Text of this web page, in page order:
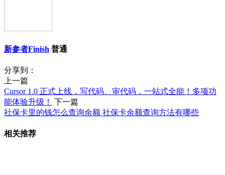
新参者Finish 普通
分享到：
上一篇
Cursor 1.0 正式上线，写代码、审代码，一站式全能！多项功
能体验升级！
下一篇
社保卡里的钱怎么查询余额 社保卡余额查询方法有哪些
相关推荐